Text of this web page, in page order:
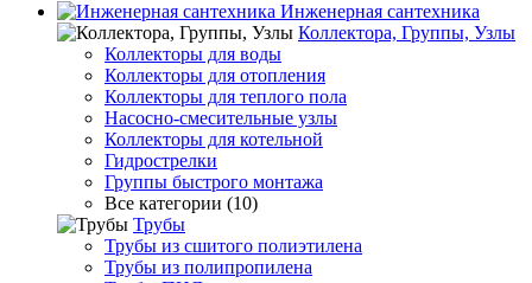
Инженерная сантехника
Коллектора, Группы, Узлы
Коллекторы для воды
Коллекторы для отопления
Коллекторы для теплого пола
Насосно-смесительные узлы
Коллекторы для котельной
Гидрострелки
Группы быстрого монтажа
Все категории (10)
Трубы
Трубы из сшитого полиэтилена
Трубы из полипропилена